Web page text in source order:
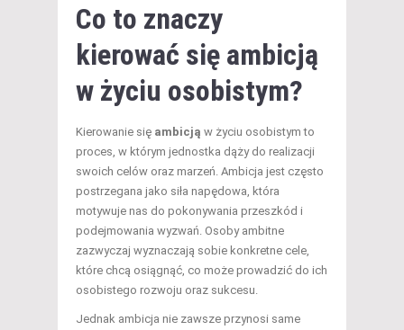
Co to znaczy
kierować się ambicją
w życiu osobistym?
Kierowanie się ambicją w życiu osobistym to
proces, w którym jednostka dąży do realizacji
swoich celów oraz marzeń. Ambicja jest często
postrzegana jako siła napędowa, która
motywuje nas do pokonywania przeszkód i
podejmowania wyzwań. Osoby ambitne
zazwyczaj wyznaczają sobie konkretne cele,
które chcą osiągnąć, co może prowadzić do ich
osobistego rozwoju oraz sukcesu.
Jednak ambicja nie zawsze przynosi same